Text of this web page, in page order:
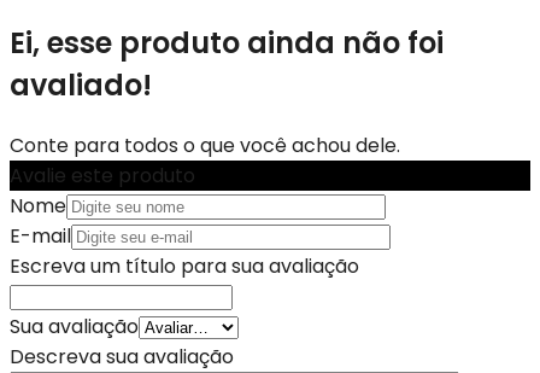
Ei, esse produto ainda não foi
avaliado!
Conte para todos o que você achou dele.
Avalie este produto
Nome
E-mail
Escreva um título para sua avaliação
Sua avaliação
Descreva sua avaliação